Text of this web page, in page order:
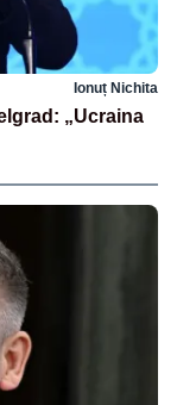
Ionuț Nichita
„Ucraina